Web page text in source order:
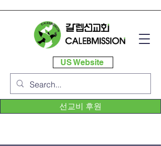
US Website
선교비 후원